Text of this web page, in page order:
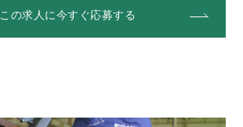
この求人に今すぐ応募する